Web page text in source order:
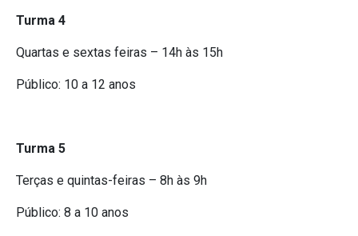
Turma 4
Quartas e sextas feiras – 14h às 15h
Público: 10 a 12 anos
Turma 5
Terças e quintas-feiras – 8h às 9h
Público: 8 a 10 anos